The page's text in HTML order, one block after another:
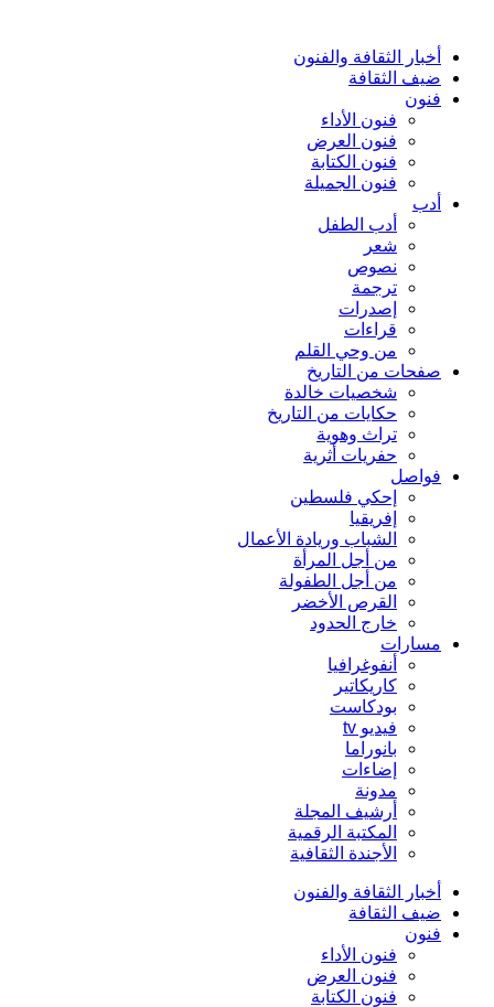
أخبار الثقافة والفنون
ضيف الثقافة
فنون
فنون الأداء
فنون العرض
فنون الكتابة
فنون الجميلة
أدب
أدب الطفل
شعر
نصوص
ترجمة
إصدرات
قراءات
من وحي القلم
صفحات من التاريخ
شخصيات خالدة
حكايات من التاريخ
تراث وهوية
حفريات أثرية
فواصل
إحكي فلسطين
إفريقيا
الشباب وريادة الأعمال
من أجل المرأة
من أجل الطفولة
القرص الأخضر
خارج الحدود
مسارات
أنفوغرافيا
كاريكاتير
بودكاست
فيديو tv
بانوراما
إضاءات
مدونة
أرشيف المجلة
المكتبة الرقمية
الأجندة الثقافية
أخبار الثقافة والفنون
ضيف الثقافة
فنون
فنون الأداء
فنون العرض
فنون الكتابة